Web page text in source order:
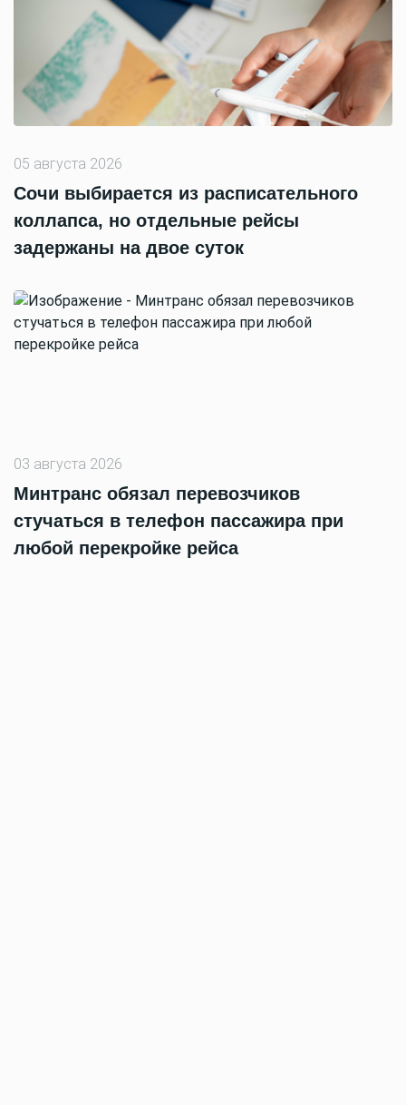
05 августа 2026
Сочи выбирается из расписательного
коллапса, но отдельные рейсы
задержаны на двое суток
03 августа 2026
Минтранс обязал перевозчиков
стучаться в телефон пассажира при
любой перекройке рейса